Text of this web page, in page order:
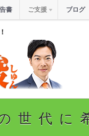
書 ご支援 ブログ
世代に